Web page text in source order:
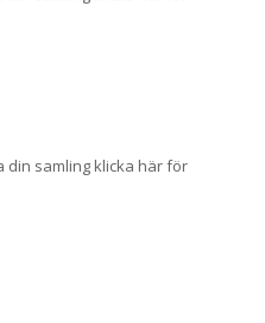
din samling klicka här för